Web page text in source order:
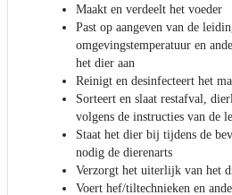
Maakt en verdeelt het voeder
Past op aangeven van de
omgevingstemperatuur en
het dier aan
Reinigt en desinfecteert het
Sorteert en slaat restafval,
volgens de instructies van de
Staat het dier bij tijdens de
nodig de dierenarts
Verzorgt het uiterlijk van het
Voert hef/tiltechnieken en